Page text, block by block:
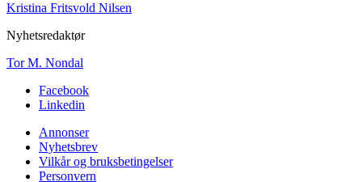
Kristina Fritsvold Nilsen
Nyhetsredaktør
Tor M. Nondal
Facebook
Linkedin
Annonser
Nyhetsbrev
Vilkår og bruksbetingelser
Personvern